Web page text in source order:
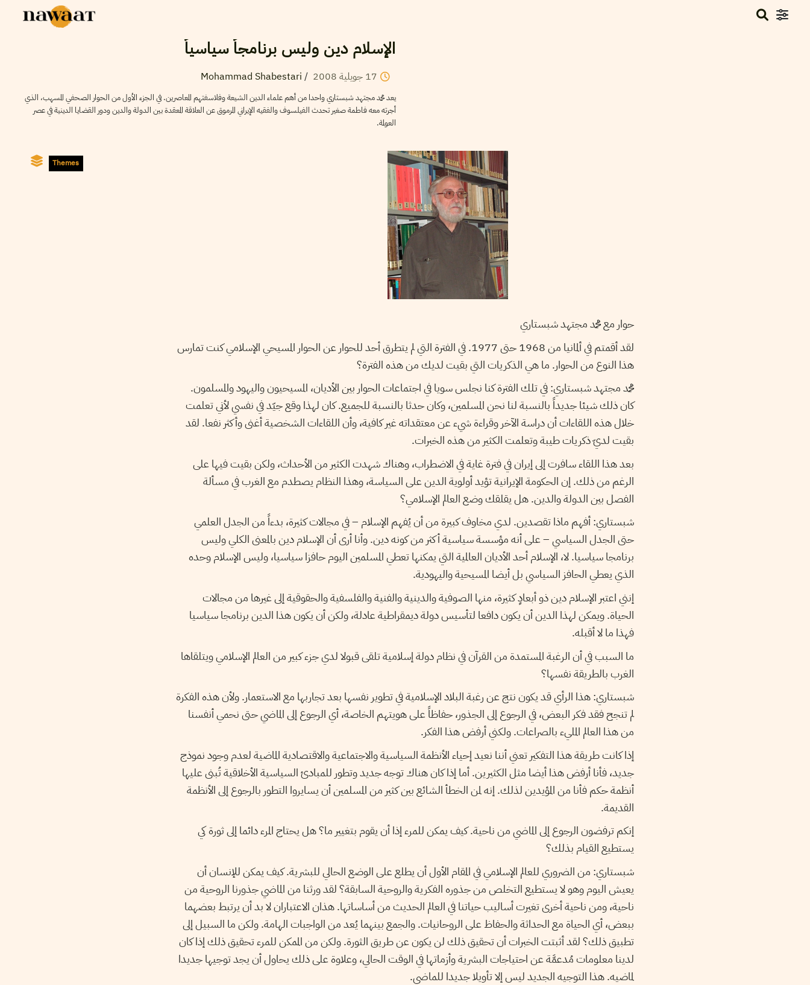
الإسلام دين وليس برنامجاً سياسياً
17 جويلية 2008
/
Mohammad Shabestari
يعد محمد مجتهد شبستاري واحدا من أهم علماء الدين الشيعة وفلاسفتهم المعاصرين. في الجزء الأول من الحوار الصحفي المسهب، الذي
أجرته معه فاطمة صغير تحدث الفيلسوف والفقيه الإيراني المرموق عن العلاقة المعقدة بين الدولة والدين ودور القضايا الدينية في عصر
العولمة.
Themes
حوار مع محمد مجتهد شبستاري
لقد أقمتم في ألمانيا من 1968 حتى 1977. في الفترة التي لم يتطرق أحد للحوار عن الحوار المسيحي الإسلامي كنت تمارس
هذا النوع من الحوار. ما هي الذكريات التي بقيت لديك من هذه الفترة؟
محمد مجتهد شبستاري: في تلك الفترة كنا نجلس سويا في اجتماعات الحوار بين الأديان، المسيحيون واليهود والمسلمون.
كان ذلك شيئا جديداً بالنسبة لنا نحن المسلمين، وكان حدثا بالنسبة للجميع. كان لهذا وقع جيّد في نفسي لأني تعلمت
خلال هذه اللقاءات أن دراسة الآخر وقراءة شيء عن معتقداته غير كافية، وأن اللقاءات الشخصية أغنى وأكثر نفعا. لقد
بقيت لديّ ذكريات طيبة وتعلمت الكثير من هذه الخبرات.
بعد هذا اللقاء سافرت إلى إيران في فترة غاية في الاضطراب، وهناك شهدت الكثير من الأحداث، ولكن بقيت فيها على
الرغم من ذلك. إن الحكومة الإيرانية تؤيد أولوية الدين على السياسة، وهذا النظام يصطدم مع الغرب في مسألة
الفصل بين الدولة والدين. هل يقلقك وضع العالم الإسلامي؟
شبستاري: أفهم ماذا تقصدين. لدي مخاوف كبيرة من أن يُفهم الإسلام – في مجالات كثيرة، بدءاً من الجدل العلمي
حتى الجدل السياسي – على أنه مؤسسة سياسية أكثر من كونه دين. وأنا أرى أن الإسلام دين بالمعنى الكلي وليس
برنامجا سياسيا. لا، الإسلام أحد الأديان العالمية التي يمكنها تعطي المسلمين اليوم حافزا سياسيا، وليس الإسلام وحده
الذي يعطي الحافز السياسي بل أيضا المسيحية واليهودية.
إنني اعتبر الإسلام دين ذو أبعادٍ كثيرة، منها الصوفية والدينية والفنية والفلسفية والحقوقية إلى غيرها من مجالات
الحياة. ويمكن لهذا الدين أن يكون دافعا لتأسيس دولة ديمقراطية عادلة، ولكن أن يكون هذا الدين برنامجا سياسيا
فهذا ما لا أقبله.
ما السبب في أن الرغبة المستمدة من القرآن في نظام دولة إسلامية تلقى قبولا لدي جزء كبير من العالم الإسلامي ويتلقاها
الغرب بالطريقة نفسها؟
شبستاري: هذا الرأي قد يكون نتج عن رغبة البلاد الإسلامية في تطوير نفسها بعد تجاربها مع الاستعمار. ولأن هذه الفكرة
لم تنجح فقد فكر البعض، في الرجوع إلى الجذور، حفاظاً على هويتهم الخاصة، أي الرجوع إلى الماضي حتى نحمي أنفسنا
من هذا العالم المليء بالصراعات. ولكني أرفض هذا الفكر.
إذا كانت طريقة هذا التفكير تعني أننا نعيد إحياء الأنظمة السياسية والاجتماعية والاقتصادية الماضية لعدم وجود نموذج
جديد، فأنا أرفض هذا أيضا مثل الكثيرين. أما إذا كان هناك توجه جديد وتطور للمبادئ السياسية الأخلاقية تُبنى عليها
أنظمة حكم فأنا من المؤيدين لذلك. إنه لمن الخطأ الشائع بين كثير من المسلمين أن يسايروا التطور بالرجوع إلى الأنظمة
القديمة.
إنكم ترفضون الرجوع إلى الماضي من ناحية. كيف يمكن للمرء إذا أن يقوم بتغيير ما؟ هل يحتاج المرء دائما إلى ثورة كي
يستطيع القيام بذلك؟
شبستاري: من الضروري للعالم الإسلامي في المقام الأول أن يطلع على الوضع الحالي للبشرية. كيف يمكن للإنسان أن
يعيش اليوم وهو لا يستطيع التخلص من جذوره الفكرية والروحية السابقة؟ لقد ورثنا من الماضي جذورنا الروحية من
ناحية، ومن ناحية أخرى تغيرت أساليب حياتنا في العالم الحديث من أساساتها. هذان الاعتباران لا بد أن يرتبط بعضهما
ببعض، أي الحياة مع الحداثة والحفاظ على الروحانيات. والجمع بينهما يُعد من الواجبات الهامة. ولكن ما السبيل إلى
تطبيق ذلك؟ لقد أثبتت الخبرات أن تحقيق ذلك لن يكون عن طريق الثورة. ولكن من الممكن للمرء تحقيق ذلك إذا كان
لدينا معلومات مُدعمَّة عن احتياجات البشرية وأزماتها في الوقت الحالي، وعلاوة على ذلك يحاول أن يجد توجيها جديدا
لماضيه. هذا التوجيه الجديد ليس إلا تأويلا جديدا للماضي.